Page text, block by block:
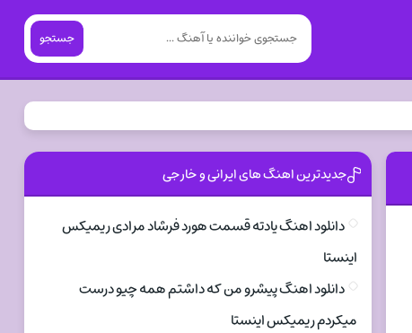
جستجو
جدیدترین اهنگ های ایرانی و خارجی
دانلود اهنگ یادته قسمت هورد فرشاد مرادی ریمیکس
اینستا
دانلود اهنگ پیشرو من که داشتم همه چیو درست
میکردم ریمیکس اینستا